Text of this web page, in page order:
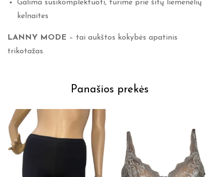
Galima susikomplektuoti, turime prie šitų liemenėlių
kelnaites
LANNY MODE – tai aukštos kokybės apatinis
trikotažas.
Panašios prekės